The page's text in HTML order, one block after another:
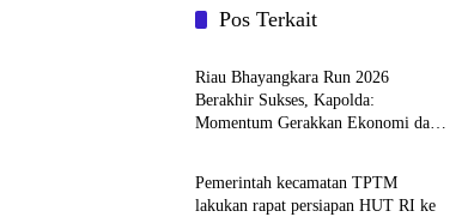
Pos Terkait
Blog
Riau Bhayangkara Run 2026
Berakhir Sukses, Kapolda:
Momentum Gerakkan Ekonomi dan
Berita
Pemerintah kecamatan TPTM
lakukan rapat persiapan HUT RI ke